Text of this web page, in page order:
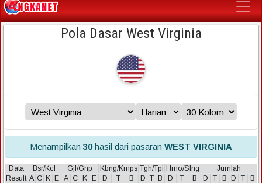
Pola Dasar West Virginia
Menampilkan 30hasil dari pasaran WEST VIRGINIA
Data Bsr/Kcl Gjl/Gnp Kbng/Kmps Tgh/Tpi Hmo/Slng
Jumlah
Result A C K E A C K E D T B D T B D T B D T B D T
B